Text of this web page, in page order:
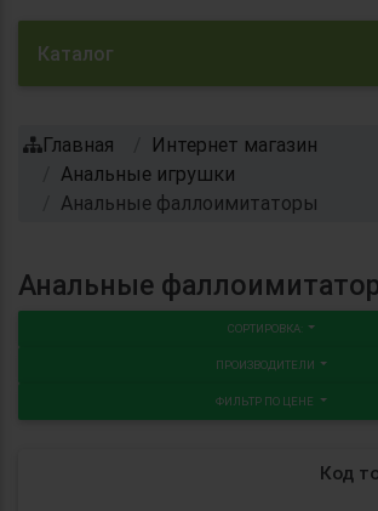
Каталог
Главная
Интернет магазин
Анальные игрушки
Анальные фаллоимитаторы
Анальные
СОРТИРОВКА:
ПРОИЗВОДИТЕЛИ
ФИЛЬТР ПО ЦЕНЕ
Код